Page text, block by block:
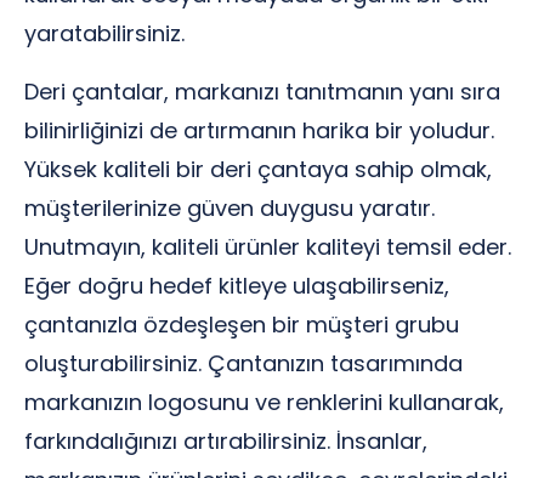
yaratabilirsiniz.
Deri çantalar, markanızı tanıtmanın yanı sıra
bilinirliğinizi de artırmanın harika bir yoludur.
Yüksek kaliteli bir deri çantaya sahip olmak,
müşterilerinize güven duygusu yaratır.
Unutmayın, kaliteli ürünler kaliteyi temsil eder.
Eğer doğru hedef kitleye ulaşabilirseniz,
çantanızla özdeşleşen bir müşteri grubu
oluşturabilirsiniz. Çantanızın tasarımında
markanızın logosunu ve renklerini kullanarak,
farkındalığınızı artırabilirsiniz. İnsanlar,